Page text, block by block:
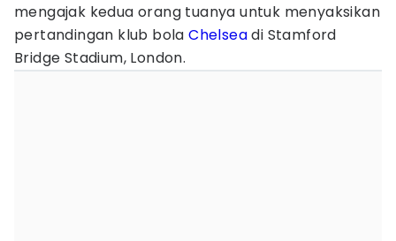
mengajak kedua orang tuanya untuk menyaksikan
pertandingan klub bolaChelseadi Stamford
Bridge Stadium, London.